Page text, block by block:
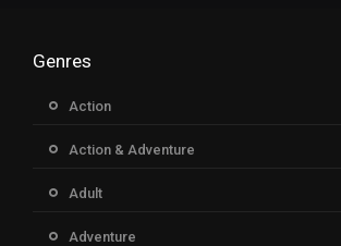
Genres
Action
Action & Adventure
Adult
Adventure